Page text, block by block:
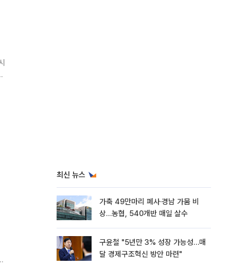
최신 뉴스
가축 49만마리 폐사·경남 가뭄 비
상…농협, 540개반 매일 살수
구윤철 "5년만 3% 성장 가능성…매
달 경제구조혁신 방안 마련"